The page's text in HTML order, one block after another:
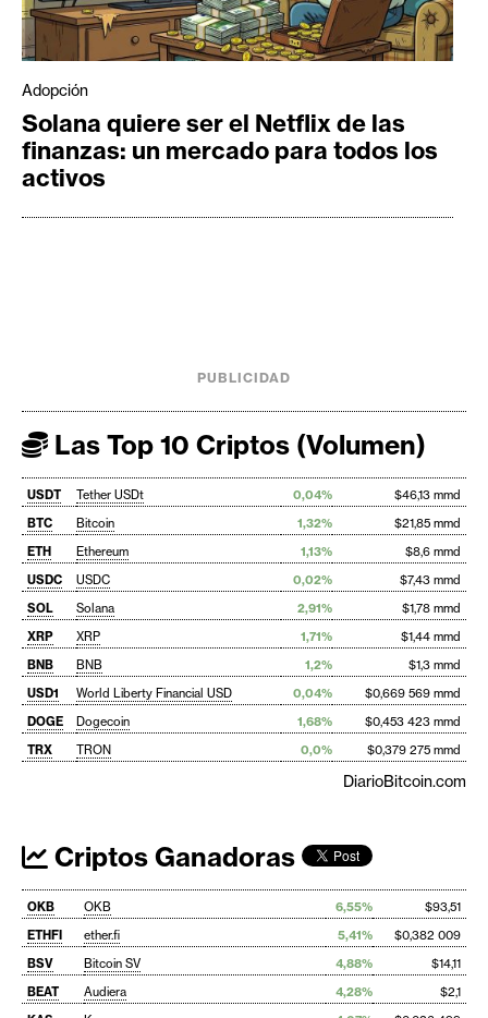
Adopción
Solana quiere ser el Netflix de las
finanzas: un mercado para todos los
activos
PUBLICIDAD
Las Top 10 Criptos (Volumen)
USDT Tether USDt 0,04%
$46,13 mmd
BTC
Bitcoin 1,32%
$21,85 mmd
ETH
Ethereum 1,13%
$8,6 mmd
USDC
USDC 0,02%
$7,43 mmd
SOL
Solana 2,91%
$1,78 mmd
XRP
XRP 1,71%
$1,44 mmd
BNB
BNB 1,2%
$1,3 mmd
USD1
World Liberty Financial USD 0,04%
$0,669 569 mmd
DOGE
Dogecoin 1,68%
$0,453 423 mmd
TRX
TRON 0,0% $0,379 275 mmd
DiarioBitcoin.com
Criptos Ganadoras
OKB OKB 6,55%
$93,51
ETHFI
ether.fi 5,41%
$0,382 009
BSV
Bitcoin SV 4,88%
$14,11
BEAT
Audiera 4,28%
$2,1